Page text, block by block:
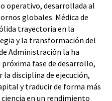
operativo, desarrollada al
globales. Médica de
trayectoria en la
y la transformación del
Administración la ha
fase de desarrollo,
disciplina de ejecución,
y traducir de forma más
en un rendimiento